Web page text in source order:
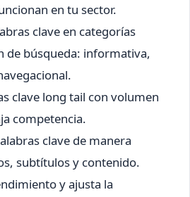
en tu sector.
clave en categorías
de búsqueda: informativa,
clave long tail con volumen
competencia.
clave de manera
subtítulos y contenido.
y ajusta la